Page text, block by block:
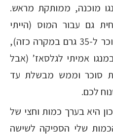
מוכנה, ממותקת מראש.
גם עבור המוס (הייתי
מקטינה את כמות הסוכר ל-35 גרם במקרה כזה),
אמיתי לגלסאז’ (אבל
סוכר וממש מבשלת עד
לכם.
היא בערך כמות וחצי של
שלי הספיקה לשישה